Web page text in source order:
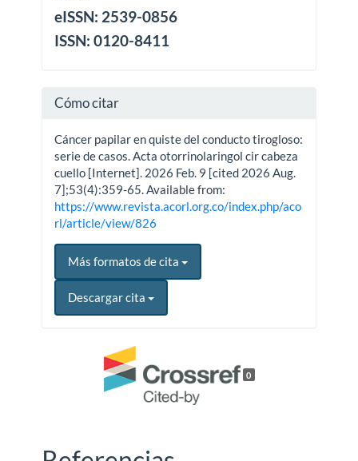
eISSN: 2539-0856
ISSN: 0120-8411
Cómo citar
Cáncer papilar en quiste del conducto tirogloso:
serie de casos. Acta otorrinolaringol cir cabeza
cuello [Internet]. 2026 Feb. 9 [cited 2026 Aug.
7];53(4):359-65. Available from:
https://www.revista.acorl.org.co/index.php/aco
rl/article/view/826
Más formatos de cita
Descargar cita
0